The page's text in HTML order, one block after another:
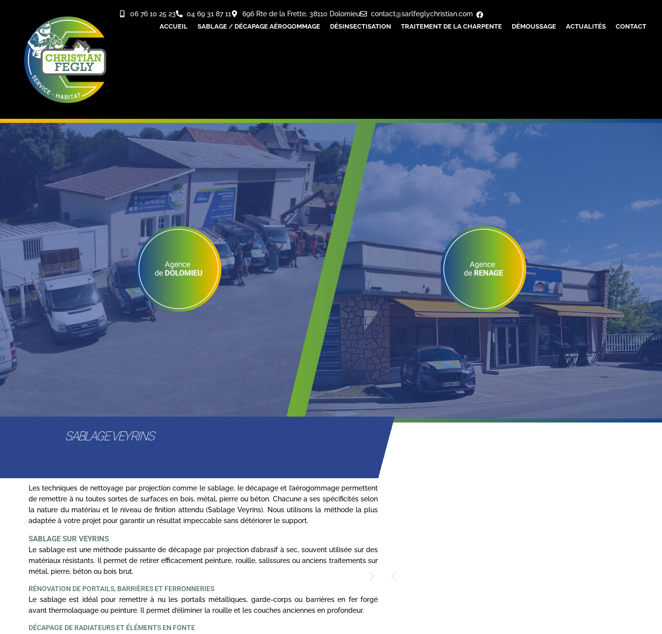
06 76 10 25 23 04 69 31 87 11 696 Rte de la Frette, 38110 Dolomieu contact@sarlfeglychristian.com
ACCUEIL SABLAGE / DÉCAPAGE AÉROGOMMAGE DÉSINSECTISATION TRAITEMENT DE LA CHARPENTE DÉMOUSSAGE ACTUALITÉS CONTACT
SABLAGE VEYRINS
Les techniques de nettoyage par projection comme le sablage, le décapage et l’aérogommage permettent
de remettre à nu toutes sortes de surfaces en bois, métal, pierre ou béton. Chacune a ses spécificités selon
la nature du matériau et le niveau de finition attendu (Sablage Veyrins). Nous utilisons la méthode la plus
adaptée à votre projet pour garantir un résultat impeccable sans détériorer le support.
SABLAGE SUR VEYRINS
Le sablage est une méthode puissante de décapage par projection d’abrasif à sec, souvent utilisée sur des
matériaux résistants. Il permet de retirer efficacement peinture, rouille, salissures ou anciens traitements sur
métal, pierre, béton ou bois brut.
RÉNOVATION DE PORTAILS, BARRIÈRES ET FERRONNERIES
Le sablage est idéal pour remettre à nu les portails métalliques, garde-corps ou barrières en fer forgé
avant thermolaquage ou peinture. Il permet d’éliminer la rouille et les couches anciennes en profondeur.
DÉCAPAGE DE RADIATEURS ET ÉLÉMENTS EN FONTE